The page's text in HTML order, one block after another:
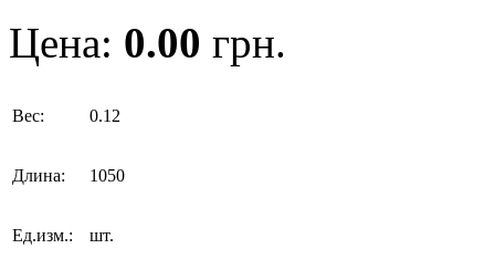
Цена: 0.00 грн.
Вес: 0.12
Длина: 1050
Ед.изм.: шт.